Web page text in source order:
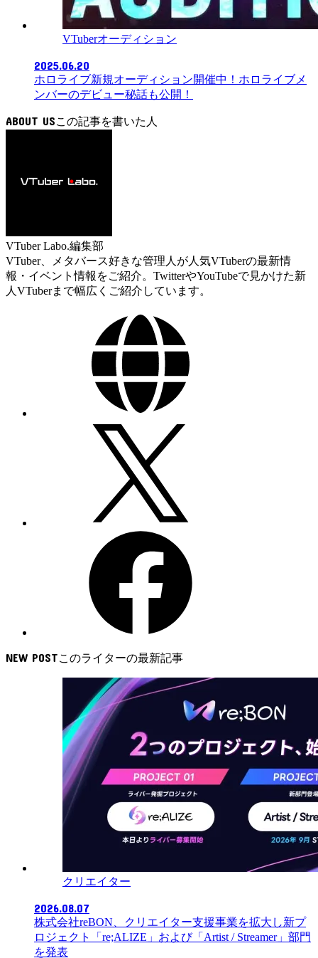
VTuberオーディション
2025.06.20
ホロライブ新規オーディション開催中！ホロライブメ
ンバーのデビュー秘話も公開！
ABOUT US
VTuber Labo.編集部
VTuber、メタバース好きな管理人が人気VTuberの最新情
報・イベント情報をご紹介。TwitterやYouTubeで見かけた新
人VTuberまで幅広くご紹介しています。
NEW POST
クリエイター
2026.08.07
株式会社reBON、クリエイター支援事業を拡大し新プ
ロジェクト「re;ALIZE」および「Artist / Streamer」部門
を発表